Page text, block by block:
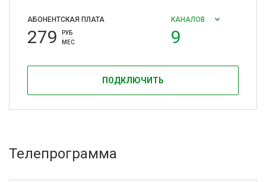
АБОНЕНТСКАЯ ПЛАТА
279
РУБ
МЕС
КАНАЛОВ
9
ПОДКЛЮЧИТЬ
Телепрограмма